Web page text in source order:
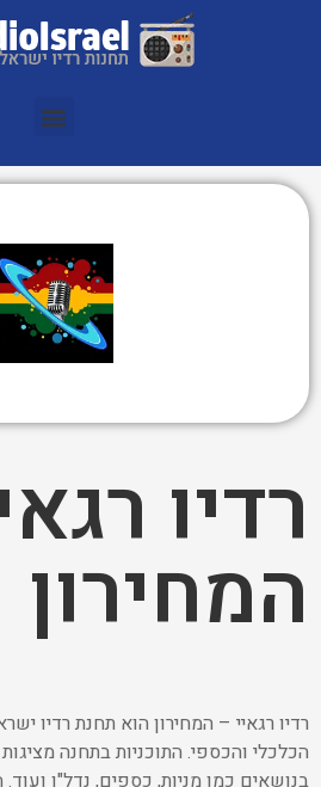
רדיו
המחירון
רדיו רגאיי – המחירון הוא תחנת רדיו
הכלכלי והכספי. התוכניות בתחנה
בנושאים כמו מניות, כספים, נדל"ן ועוד.